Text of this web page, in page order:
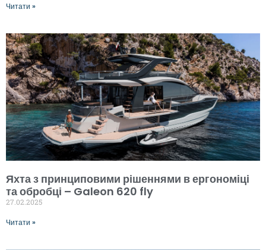
Читати »
Яхта з принциповими рішеннями в ергономіці
та обробці – Galeon 620 fly
27.02.2025
Читати »